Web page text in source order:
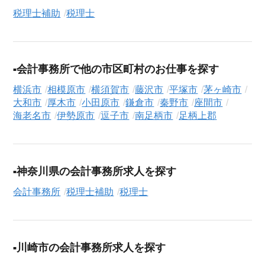
サービスだけの非公開求人です。
ご利用の流れ
る」ボタンからご登録ください。シニア専門のキャリアアドバ
イザーが、これまでのご経歴やご希望を丁寧にヒアリングし、
職務経歴書の作成から面接対策、企業との条件交渉まで、転職
活動の全プロセスを無料でサポートいたします。
なたの希望に合ったお仕事を簡単に見つけられます。雇用形態
収・時給・日給、さらに週休2日制、
ん、「まずは相談から始めたい」という方も、ぜひお気軽に
税理士補助 税理士
会計事務所で他の市区町村のお仕事を探す
横浜市 相模原市 横須賀市 藤沢市 平塚市
茅ヶ崎市
大和市
厚木市 小田原市 鎌倉市 秦野市
座間市
海老名市
伊勢原市 逗子市 南足柄市 足柄上郡
神奈川県の会計事務所求人を探す
会計事務所 税理士補助 税理士
川崎市の会計事務所求人を探す